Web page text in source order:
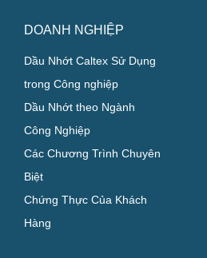
DOANH NGHIỆP
Dầu Nhớt Caltex Sử Dụng
trong Công nghiệp
Dầu Nhớt theo Ngành
Công Nghiệp
Các Chương Trình Chuyên
Biệt
Chứng Thực Của Khách
Hàng